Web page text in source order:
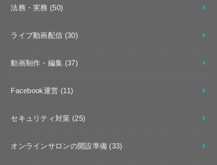
法務・実務 (50)
ライブ動画配信 (30)
動画制作・編集 (37)
Facebook運営 (11)
セキュリティ対策 (25)
オンラインサロンの開設準備 (33)